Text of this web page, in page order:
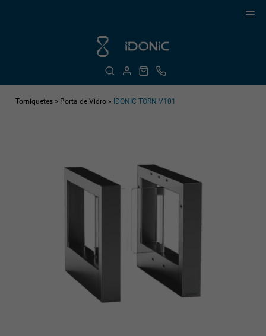
Torniquetes » Porta de Vidro » IDONIC TORN V101